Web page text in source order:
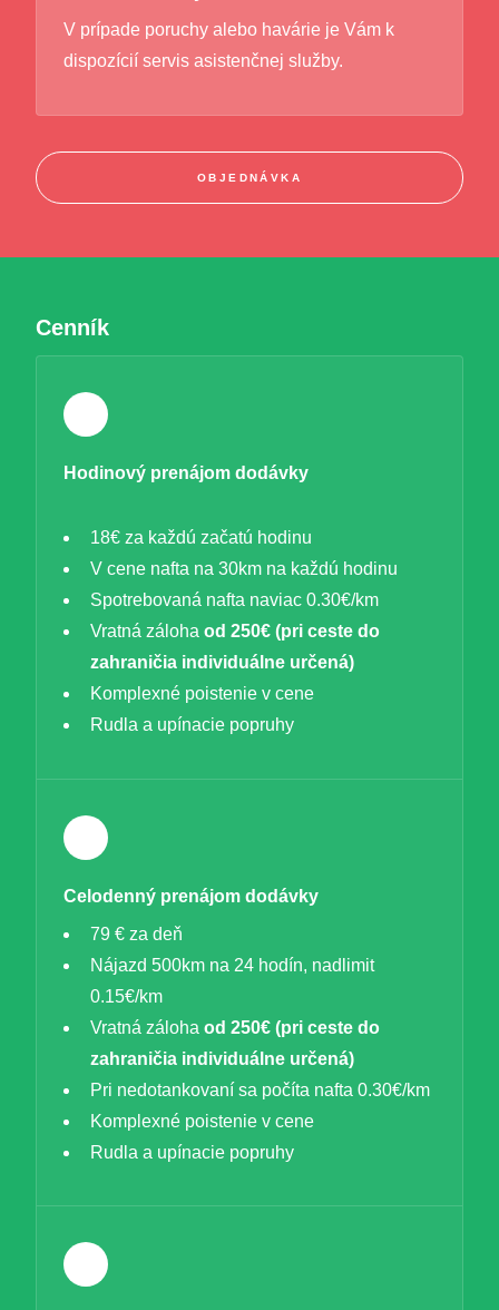
V prípade poruchy alebo havárie je Vám k
dispozícií servis asistenčnej služby.
OBJEDNÁVKA
Cenník
Hodinový prenájom dodávky
18€ za každú začatú hodinu
V cene nafta na 30km na každú hodinu
Spotrebovaná nafta naviac 0.30€/km
Vratná záloha od 250€ (pri ceste do
zahraničia individuálne určená)
Komplexné poistenie v cene
Rudla a upínacie popruhy
Celodenný prenájom dodávky
79 € za deň
Nájazd 500km na 24 hodín, nadlimit
0.15€/km
Vratná záloha od 250€ (pri ceste do
zahraničia individuálne určená)
Pri nedotankovaní sa počíta nafta 0.30€/km
Komplexné poistenie v cene
Rudla a upínacie popruhy